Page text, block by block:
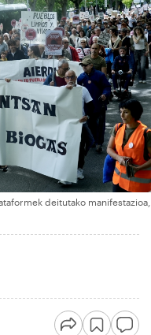
deitutako manifestazioa,